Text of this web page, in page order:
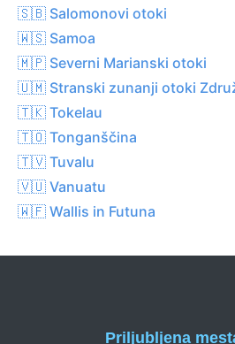
🇸🇧 Salomonovi otoki
🇼🇸 Samoa
🇲🇵 Severni Marianski otoki
🇺🇲 Stranski zunanji otoki
🇹🇰 Tokelau
🇹🇴 Tonganščina
🇹🇻 Tuvalu
🇻🇺 Vanuatu
🇼🇫 Wallis in Futuna
Priljubljena